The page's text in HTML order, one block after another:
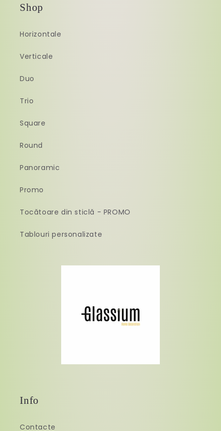
Shop
Horizontale
Verticale
Duo
Trio
Square
Round
Panoramic
Promo
Tocătoare din sticlă - PROMO
Tablouri personalizate
Info
Contacte